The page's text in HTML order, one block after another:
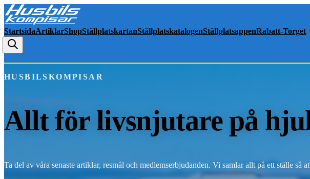
StartsidaArtiklarShopStällplatskartanStällplatskatalogenStällplatsappenRabatt-Torget
HUSBILSKOMPISAR
Allt för livsnjutare på
Ta del av våra senaste artiklar, resmål och medlemserbjudanden. Vi samlar allt på ett ställe så